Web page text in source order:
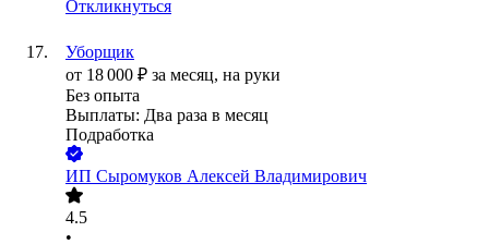
Откликнуться
Уборщик
от 18 000 ₽ за месяц, на руки
Без опыта
Выплаты: Два раза в месяц
Подработка
ИП Сыромуков Алексей Владимирович
4.5
•